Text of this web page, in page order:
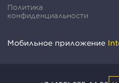
Политика
конфиденциальности
Мобильное приложение